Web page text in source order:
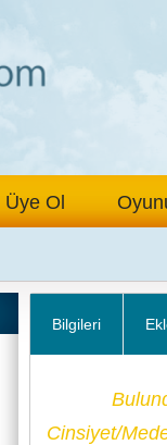
Üye Ol
Bilgileri
Cinsiyet/